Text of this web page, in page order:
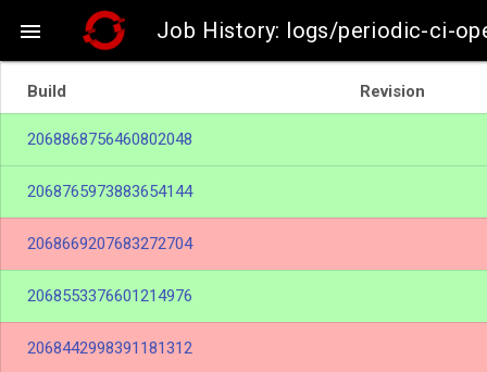
 Job History: logs/periodic-ci-
Build Revision
2068868756460802048
2068765973883654144
2068669207683272704
2068553376601214976
2068442998391181312